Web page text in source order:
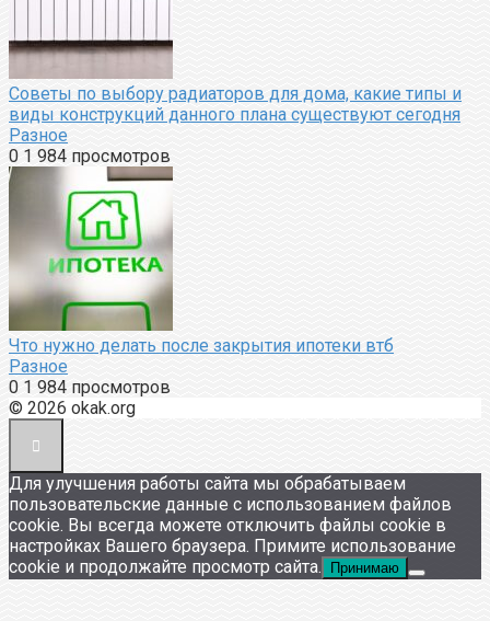
Советы по выбору радиаторов для дома, какие типы и
виды конструкций данного плана существуют сегодня
Разное
0 1 984 просмотров
Что нужно делать после закрытия ипотеки втб
Разное
0 1 984 просмотров
© 2026 okak.org
Для улучшения работы сайта мы обрабатываем
пользовательские данные с использованием файлов
cookie. Вы всегда можете отключить файлы cookie в
настройках Вашего браузера. Примите использование
cookie и продолжайте просмотр сайта.
Принимаю